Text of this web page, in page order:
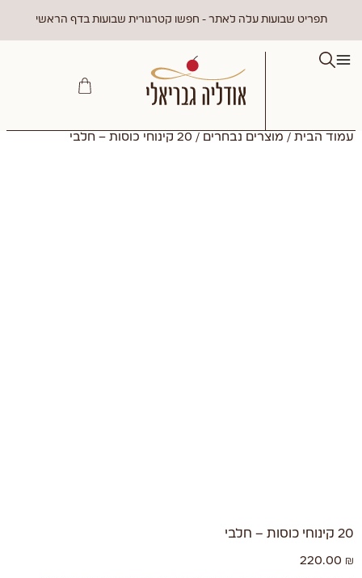
תפריט שבועות עלה לאתר - חפשו קטרגורית שבועות בדף הראשי
עמוד הבית / מוצרים נבחרים / 20 קינוחי כוסות – חלבי
20 קינוחי כוסות – חלבי
220.00 ₪